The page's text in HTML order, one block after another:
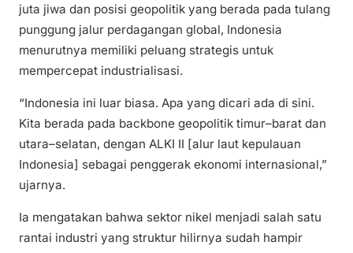
juta jiwa dan posisi geopolitik yang berada pada tulang
punggung jalur perdagangan global, Indonesia
menurutnya memiliki peluang strategis untuk
mempercepat industrialisasi.
“Indonesia ini luar biasa. Apa yang dicari ada di sini.
Kita berada pada backbone geopolitik timur–barat dan
utara–selatan, dengan ALKI II [alur laut kepulauan
Indonesia] sebagai penggerak ekonomi internasional,”
ujarnya.
Ia mengatakan bahwa sektor nikel menjadi salah satu
rantai industri yang struktur hilirnya sudah hampir